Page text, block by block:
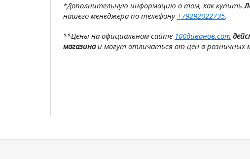
*Дополнительную информацию о том, как купить
нашего менеджера по телефону +79292022735.
**Цены на официальном сайте 100диванов.com
магазинаи могут отличаться от цен в розничных